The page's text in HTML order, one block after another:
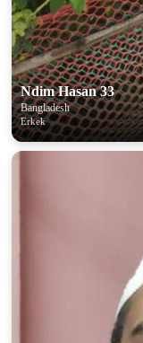
Ndim Hasan 33
Bangladesh
Erkek